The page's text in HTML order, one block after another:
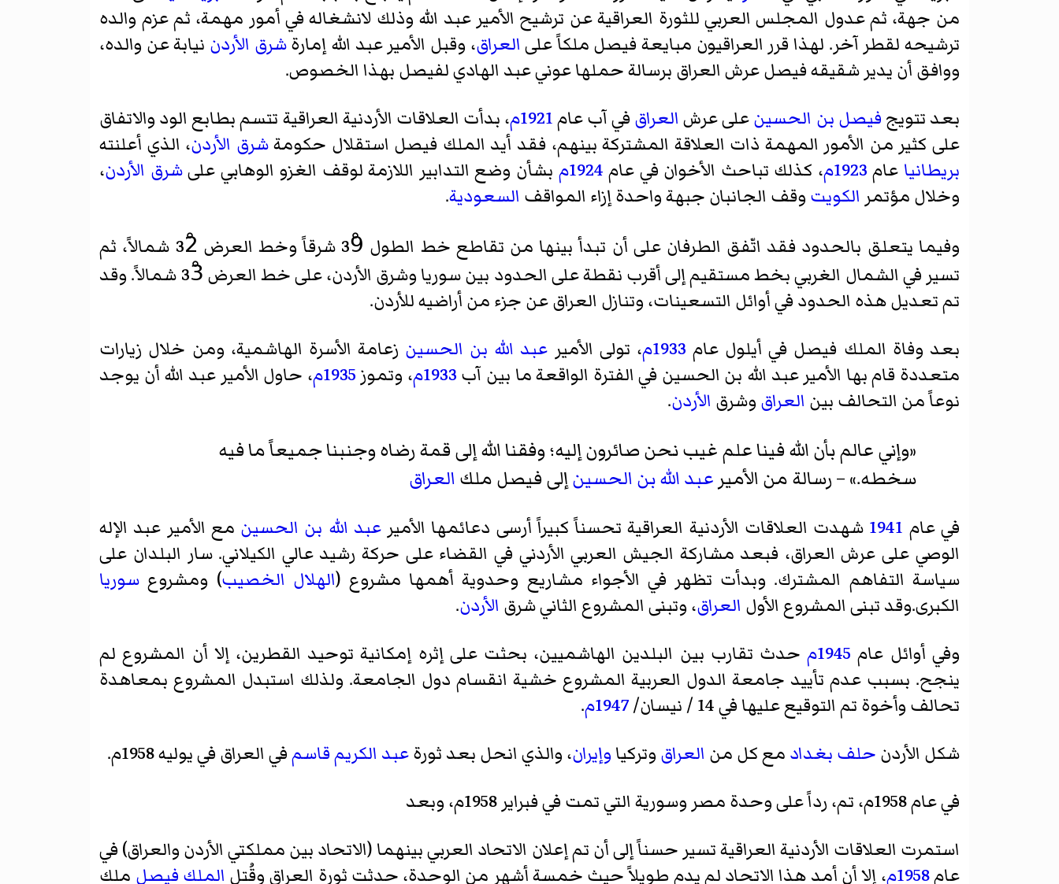
من جهة، ثم عدول المجلس العربي للثورة العراقية عن ترشيح الأمير عبد الله وذلك لانشغاله في أمور مهمة، ثم عزم والده
ترشيحه لقطر آخر. لهذا قرر العراقيون مبايعة فيصل ملكاً على العراق، وقبل الأمير عبد الله إمارةشرق الأردن نيابة عن والده،
ووافق أن يدير شقيقه فيصل عرش العراق برسالة حملها عوني عبد الهادي لفيصل بهذا الخصوص.
بعد تتويج فيصل بن الحسينعلى عرش العراق في آب عام1921م ، بدأت العلاقات الأردنية العراقية تتسم بطابع الود والاتفاق
على كثير من الأمور المهمة ذات العلاقة المشتركة بينهم، فقد أيد الملك فيصل استقلال حكومةشرق الأردن، الذي أعلنته
بريطانيا عام 1923م ، كذلك تباحث الأخوان في عام 1924م بشأن وضع التدابير اللازمة لوقف الغزو الوهابي علىشرق الأردن،
وخلال مؤتمر الكويت وقف الجانبان جبهة واحدة إزاء المواقف السعودية.
وفيما يتعلق بالحدود فقد اتّفق الطرفان على أن تبدأ بينها من تقاطع خط الطول 39ْ شرقاً وخط العرض 32ْ شمالاً، ثم
تسير في الشمال الغربي بخط مستقيم إلى أقرب نقطة على الحدود بين سوريا وشرق الأردن، على خط العرض 33ْ شمالاً. وقد
تم تعديل هذه الحدود في أوائل التسعينات، وتنازل العراق عن جزء من أراضيه للأردن.
بعد وفاة الملك فيصل في أيلول عام 1933م ، تولى الأمير عبد الله بن الحسين زعامة الأسرة الهاشمية، ومن خلال زيارات
متعددة قام بها الأمير عبد الله بن الحسين في الفترة الواقعة ما بين آب 1933م ، وتموز 1935م ، حاول الأميرعبد الله أن يوجد
نوعاً من التحالف بين العراق وشرق الأردن.
«وإني عالم بأن الله فينا علم غيب نحن صائرون إليه؛ وفقنا الله إلى قمة رضاه وجنبنا جميعاً ما فيه
سخطه.» – رسالة من الأمير عبد الله بن الحسينإلى فيصل ملك العراق
في عام 1941 شهدت العلاقات الأردنية العراقية تحسناً كبيراً أرسى دعائمها الأميرعبد الله بن الحسين مع الأمير عبد الإله
الوصي على عرش العراق، فبعد مشاركة الجيش العربي الأردني في القضاء على حركة رشيد عالي الكيلاني. سار البلدان على
سياسة التفاهم المشترك. وبدأت تظهر في الأجواء مشاريع وحدوية أهمها مشروع (الهلال الخصيب) ومشروع سوريا
الكبرى.وقد تبنى المشروع الأول العراق، وتبنى المشروع الثاني شرق الأردن.
وفي أوائل عام 1945م حدث تقارب بين البلدين الهاشميين، بحثت على إثره إمكانية توحيد القطرين، إلا أن المشروع لم
ينجح. بسبب عدم تأييد جامعة الدول العربية المشروع خشية انقسام دول الجامعة. ولذلك استبدل المشروع بمعاهدة
تحالف وأخوة تم التوقيع عليها في 14 / نيسان/
1947م .
شكل الأردن حلف بغداد مع كل من العراق وتركيا وإيران، والذي انحل بعد ثورةعبد الكريم قاسمفي العراق في يوليه 1958م.
في عام 1958م، تم، رداً على وحدة مصر وسورية التي تمت في فبراير 1958م، وبعد
استمرت العلاقات الأردنية العراقية تسير حسناً إلى أن تم إعلان الاتحاد العربي بينهما (الاتحاد بين مملكتي الأردن والعراق) في
عام1958م ، إلا أن أمد هذا الاتحاد لم يدم طويلاً حيث خمسة أشهر من الوحدة، حدثت ثورة العراق وقُتل الملك فيصل ملك